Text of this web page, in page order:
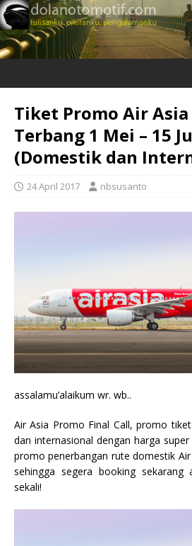
Tiket Promo Air
Terbang 1 Mei – 15
(Domestik dan
24 April 2017 nbsusanto
assalamu’alaikum wr. wb..
Air Asia Promo Final Call, promo
dan internasional dengan harga
promo penerbangan rute domestik
sehingga segera booking
sekali!